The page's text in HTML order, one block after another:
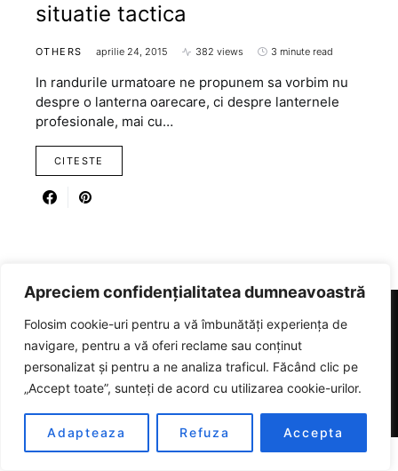
Apreciem confidențialitatea dumneavoastră
Folosim cookie-uri pentru a vă îmbunătăți experiența de
navigare, pentru a vă oferi reclame sau conținut
personalizat și pentru a ne analiza traficul. Făcând clic pe
„Accept toate”, sunteți de acord cu utilizarea cookie-urilor.
Adapteaza Refuza Accepta
situatie tactica
OTHERS aprilie 24, 2015 382 views 3 minute read
In randurile urmatoare ne propunem sa vorbim nu
despre o lanterna oarecare, ci despre lanternele
profesionale, mai cu…
CITESTE
RICARTER
Designed & Developed bySmartSeoPack.com